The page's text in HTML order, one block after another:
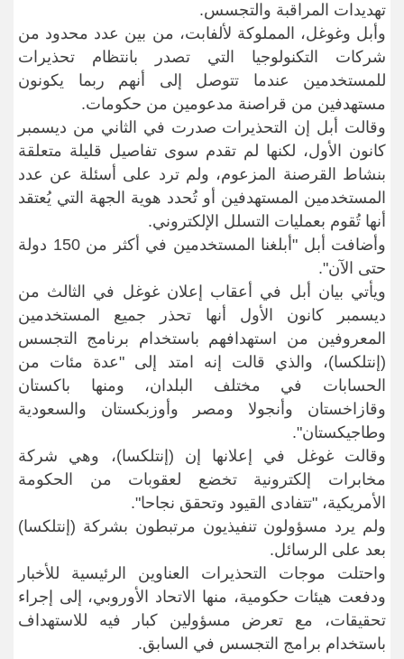
تهديدات المراقبة والتجسس.
وأبل وغوغل، المملوكة لألفابت، من بين عدد محدود من
شركات التكنولوجيا التي تصدر بانتظام تحذيرات
للمستخدمين عندما تتوصل إلى أنهم ربما يكونون
مستهدفين من قراصنة مدعومين من حكومات.
وقالت أبل إن التحذيرات صدرت في الثاني من ديسمبر
كانون الأول، لكنها لم تقدم سوى تفاصيل قليلة متعلقة
بنشاط القرصنة المزعوم، ولم ترد على أسئلة عن عدد
المستخدمين المستهدفين أو تُحدد هوية الجهة التي يُعتقد
أنها تُقوم بعمليات التسلل الإلكتروني.
وأضافت أبل "أبلغنا المستخدمين في أكثر من 150 دولة
حتى الآن".
ويأتي بيان أبل في أعقاب إعلان غوغل في الثالث من
ديسمبر كانون الأول أنها تحذر جميع المستخدمين
المعروفين من استهدافهم باستخدام برنامج التجسس
(إنتلكسا)، والذي قالت إنه امتد إلى "عدة مئات من
الحسابات في مختلف البلدان، ومنها باكستان
وقازاخستان وأنجولا ومصر وأوزبكستان والسعودية
وطاجيكستان".
وقالت غوغل في إعلانها إن (إنتلكسا)، وهي شركة
مخابرات إلكترونية تخضع لعقوبات من الحكومة
الأمريكية، "تتفادى القيود وتحقق نجاحا".
ولم يرد مسؤولون تنفيذيون مرتبطون بشركة (إنتلكسا)
بعد على الرسائل.
واحتلت موجات التحذيرات العناوين الرئيسية للأخبار
ودفعت هيئات حكومية، منها الاتحاد الأوروبي، إلى إجراء
تحقيقات، مع تعرض مسؤولين كبار فيه للاستهداف
باستخدام برامج التجسس في السابق.